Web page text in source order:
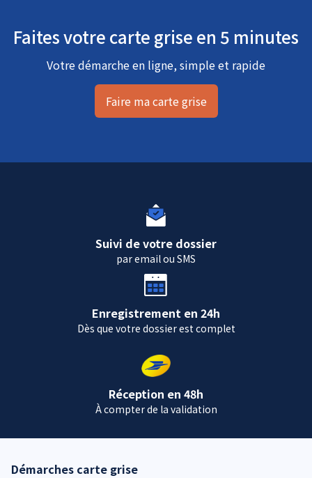
Faites votre carte grise en 5 minutes
Votre démarche en ligne, simple et rapide
Faire ma carte grise
Suivi de votre dossier
par email ou SMS
Enregistrement en 24h
Dès que votre dossier est complet
Réception en 48h
À compter de la validation
Démarches carte grise